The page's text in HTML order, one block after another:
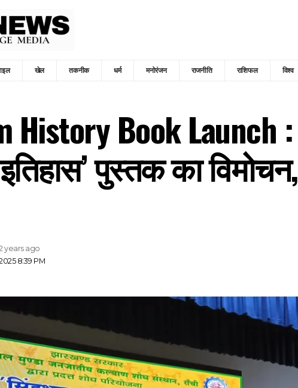
खेल तकनीक धर्म मनोरंजन राजनीति राशिफल विश्व
History Book Launch :
पुस्तक का
8:39 PM
years ago